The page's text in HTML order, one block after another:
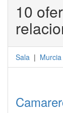
10
Sala | Murcia